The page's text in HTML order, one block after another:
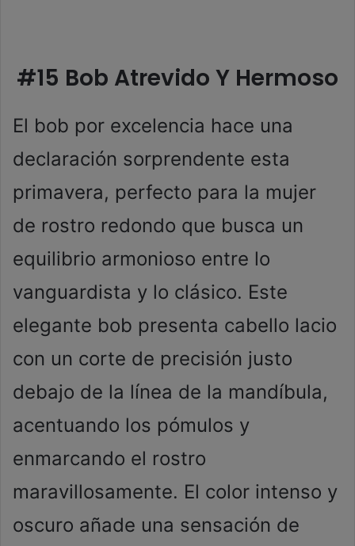
#15 Bob Atrevido Y Hermoso
El bob por excelencia hace una
declaración sorprendente esta
primavera, perfecto para la mujer
de rostro redondo que busca un
equilibrio armonioso entre lo
vanguardista y lo clásico. Este
elegante bob presenta cabello lacio
con un corte de precisión justo
debajo de la línea de la mandíbula,
acentuando los pómulos y
enmarcando el rostro
maravillosamente. El color intenso y
oscuro añade una sensación de